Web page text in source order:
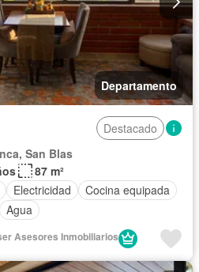
Departamento
Destacado
San Blas
87 m²
Electricidad
Cocina equipada
Agua
Asesores Inmobiliarios